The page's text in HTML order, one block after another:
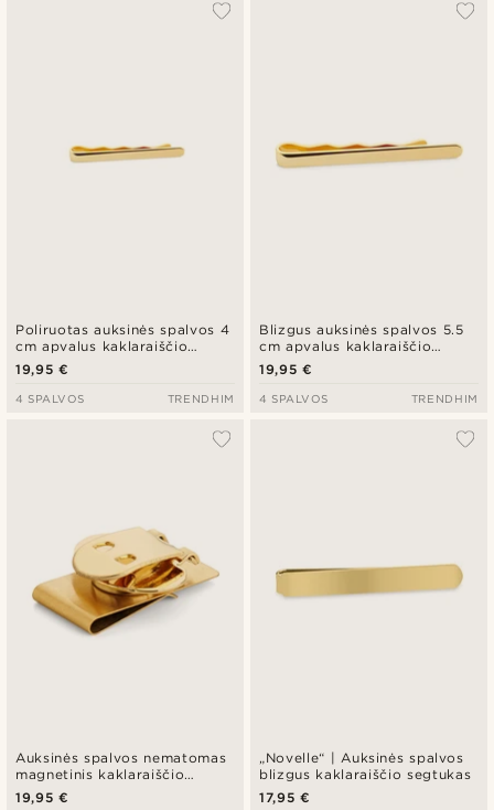
Poliruotas auksinės spalvos 4
cm apvalus kaklaraiščio
segtukas
19,95 €
4 SPALVOS TRENDHIM
Blizgus auksinės spalvos 5.5
cm apvalus kaklaraiščio
segtukas
19,95 €
4 SPALVOS TRENDHIM
Auksinės spalvos nematomas
magnetinis kaklaraiščio
segtukas
19,95 €
„Novelle“ | Auksinės spalvos
blizgus kaklaraiščio segtukas
17,95 €